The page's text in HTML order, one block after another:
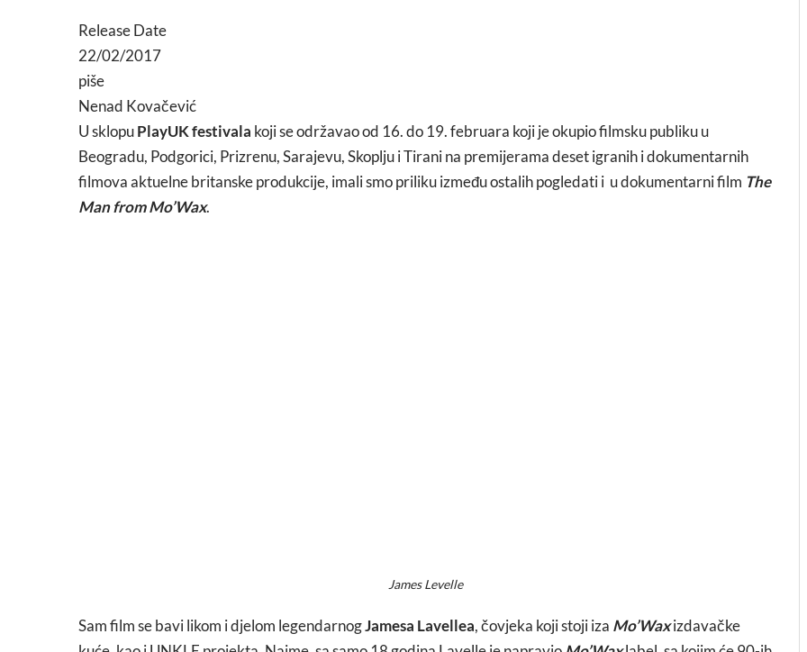
Release Date
22/02/2017
piše
Nenad Kovačević
U sklopuPlayUK festivala koji se održavao od 16. do 19. februara koji je okupio filmsku publiku u
Beogradu, Podgorici, Prizrenu, Sarajevu, Skoplju i Tirani na premijerama deset igranih i dokumentarnih
filmova aktuelne britanske produkcije, imali smo priliku između ostalih pogledati i u dokumentarni film The
Man from Mo’Wax.
James Levelle
Sam film se bavi likom i djelom legendarnogJamesa Lavellea, čovjeka koji stoji iza Mo’Waxizdavačke